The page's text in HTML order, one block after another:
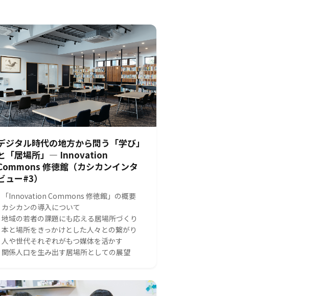
ジタル時代の地方から問う「学び」
「居場所」― Innovation
修徳館（カシカンインタ
ュー#3）
「Innovation Commons 修徳館」の概要
カシカンの導入について
地域の若者の課題にも応える居場所づくり
本と場所をきっかけとした人々との繋がり
人や世代それぞれがもつ媒体を活かす
関係人口を生み出す居場所としての展望